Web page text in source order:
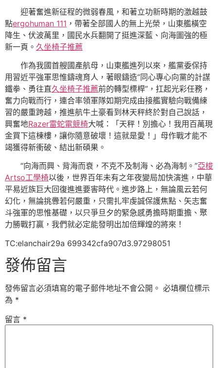
迎著奮進新征程的微弱春風，和著立功新時期的激越鼓
點ergohuman 111 ，帶著全部國人的無上光榮，山東艦橫空
降生、伏波萬里，國民水兵翻開了挺進深藍、向海圖強的極
新一頁。 久坐椅子推薦
作為我國首艘國產航母，山東艦進列以來，艦黨委保持
用習近平強軍思惟鑄魂育人，著眼鑄造“同心專心向黨的計謀
鐵拳、勇往直久坐椅子推薦前的轉型標桿”，扛起光彩任務，
奮力向戰而行，連合率領軍隊如期完成由接艦實驗向戰備練
習的嚴重跨越，推進航牛土豪看到林天秤終於對自己說話，
興奮地Razer雷蛇電競椅大喊：「天秤！別擔心！我用百萬現
金買下這棟樓，讓你隨意破壞！這就是愛！」母作戰才能不
竭獲得新衝破、結出新碩果。
“向海而興、背海而衰，不克不及制海、必為海制。”亞梭
Artso工學椅以後，世界百年未有之年夜變局加快演進，中華
平易近族巨大回復進進要害時代。進步路上，無論風云若何
幻化，無論挑釁若何嚴重，只需扎牢虔誠保護焦點、矢志奮
斗強軍的思惟基礎，以只爭旦夕的緊急感勇擔時期重擔、聚
力勝戰打贏，我們就必定能發明出加倍輝煌的將來！
TC:elanchair29a 699342cfa907d3.97298051
發佈留言
發佈留言必須填寫的電子郵件地址不會公開。 必填欄位標示
為 *
留言 *